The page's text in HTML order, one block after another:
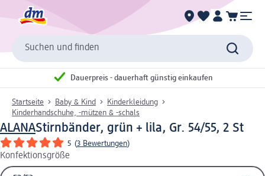
Suchen und finden
Dauerpreis - dauerhaft günstig einkaufen
Startseite Baby & Kind
Kinderkleidung
Kinderhandschuhe, -mützen & -schals
ALANAStirnbänder, grün + lila, Gr. 54/55, 2 St
5 (3 Bewertungen)
Konfektionsgröße